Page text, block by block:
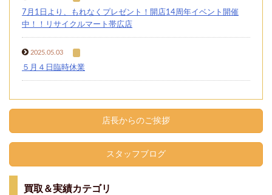
7月1日より、もれなくプレゼント！開店14周年イベント開催
中！！リサイクルマート帯広店
2025.05.03
５月４日臨時休業
店長からのご挨拶
スタッフブログ
買取＆実績カテゴリ